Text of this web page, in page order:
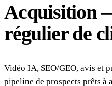
Acquisition
régulier de
Vidéo IA, SEO/GEO, avis et
pipeline de prospects prêts à